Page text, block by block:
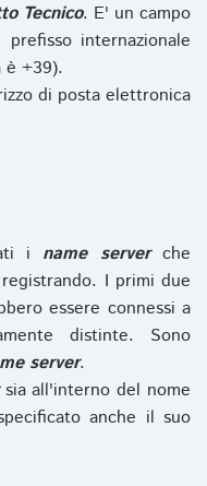
Tecnico. E' un campo
internazionale
è +39).
di posta elettronica
i name serverche
I primi due
essere connessi a
distinte. Sono
server.
all'interno del nome
anche il suo